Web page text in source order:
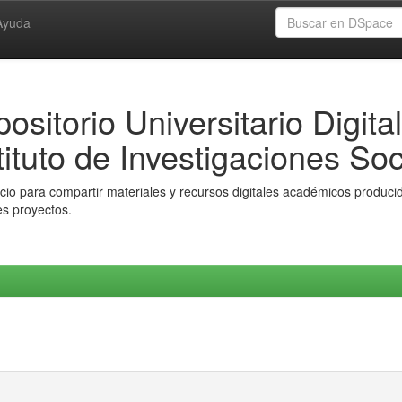
Universitario Digital
de Investigaciones
para compartir materiales y recursos digitales académicos
proyectos.